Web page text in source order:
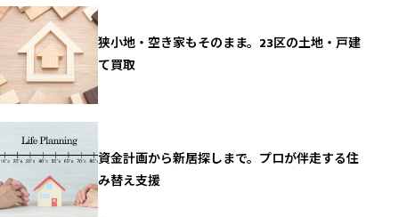
狭小地・空き家もそのまま。23区の土地・戸建
て買取
資金計画から新居探しまで。プロが伴走する住
み替え支援